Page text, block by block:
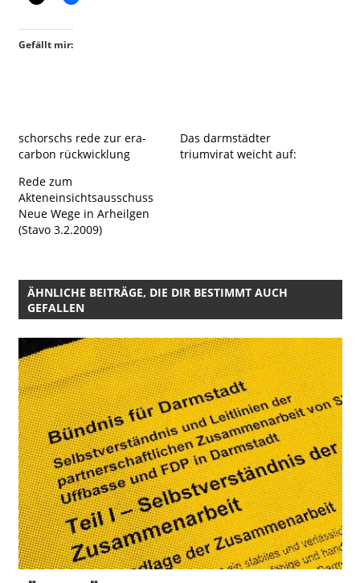
Gefällt mir:
schorschs rede zur era-
carbon rückwicklung
Das darmstädter
triumvirat weicht auf:
Rede zum
Akteneinsichtsausschuss
Neue Wege in Arheilgen
(Stavo 3.2.2009)
ÄHNLICHE BEITRÄGE, DIE DIR BESTIMMT AUCH
GEFALLEN